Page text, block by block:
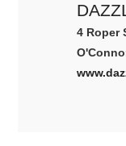
4 Roper